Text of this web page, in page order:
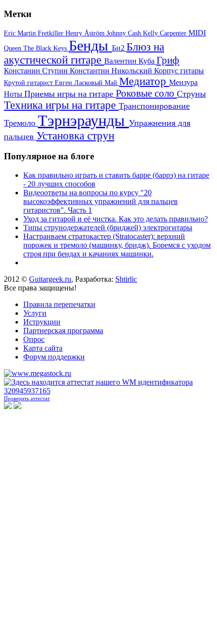
Метки
Eric Martin Fretkiller Henry Åström Johnny Cash Kelly Carpenter MIDI
Queen The Black Keys Бенды Би2 Блюз на
акустической гитаре Валентин Куба Гриф
Констанин Ступин Константин Никольский Корпус гитары
Крутой гитарист Евген Ласковый Май Медиатор Мензура
Ноты Приемы игры на гитаре Роковые соло Струны
Техника игры на гитаре Транспонирование
Тремоло Тэрнэраунды Упражнения для
пальцев Установка струн
Популярное на блоге
Как правильно играть и ставить барре (баррэ) на гитаре
- 20 лучших способов
Видеоответы на вопросы по курсу "20
высокоэффективных упражнений для пальцев
гитаристов". Часть 1
Уход за гитарой и её чистка. Как это делать правильно?
Типы струнодержателей (бриджей) электрогитары
Настраиваем стратокастер (Stratocaster): верхний
порожек и тремоло (машинку, бридж). Боремся с уходом
строя при бендах и качаниях машинки.
2012 © Guitargeek.ru, Разработка: Shtirlic
Все права защищены!
Правила перепечатки
Услуги
Иструкции
Партнерская программа
Опрос
Карта сайта
Форум поддержки
Проверить аттестат